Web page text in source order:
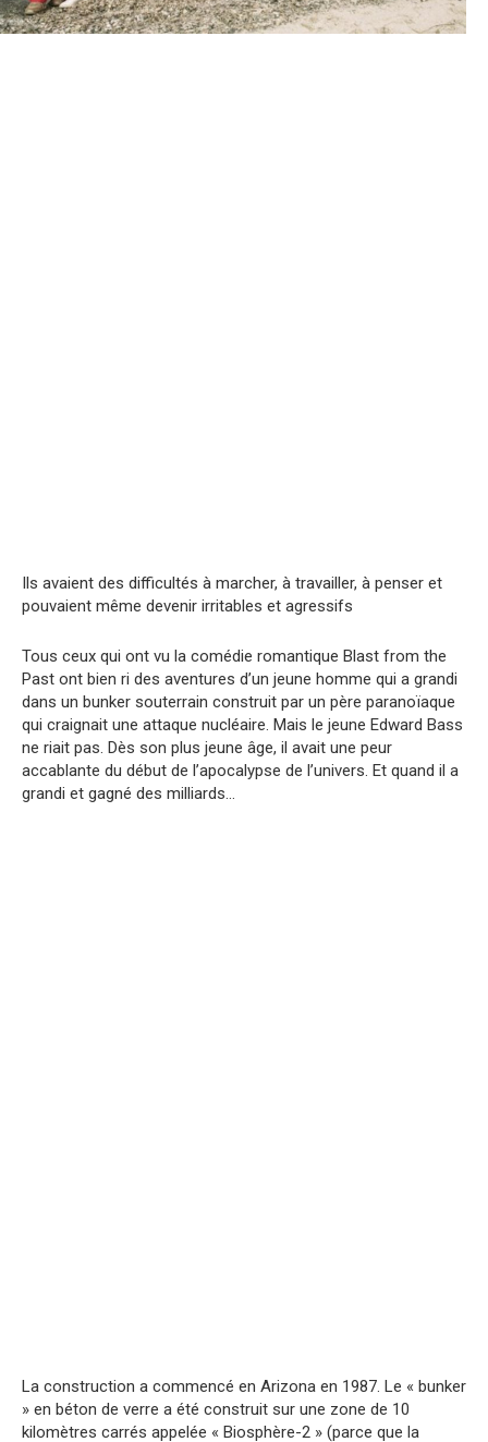
Ils avaient des difficultés à marcher, à travailler, à penser et
pouvaient même devenir irritables et agressifs
Tous ceux qui ont vu la comédie romantique Blast from the
Past ont bien ri des aventures d’un jeune homme qui a grandi
dans un bunker souterrain construit par un père paranoïaque
qui craignait une attaque nucléaire. Mais le jeune Edward Bass
ne riait pas. Dès son plus jeune âge, il avait une peur
accablante du début de l’apocalypse de l’univers. Et quand il a
grandi et gagné des milliards…
La construction a commencé en Arizona en 1987. Le « bunker
» en béton de verre a été construit sur une zone de 10
kilomètres carrés appelée « Biosphère-2 » (parce que la